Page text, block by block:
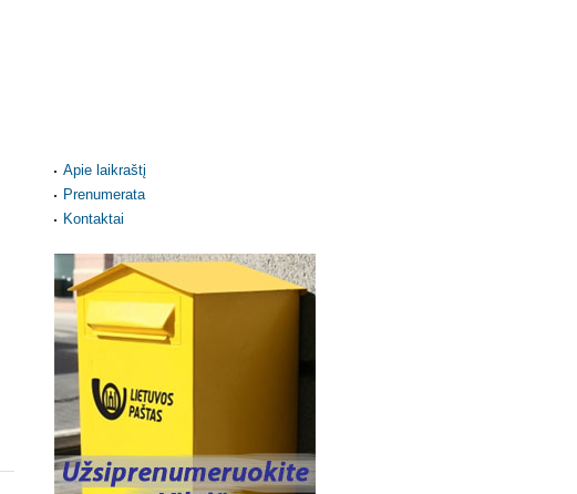
Apie laikraštį
Prenumerata
Kontaktai